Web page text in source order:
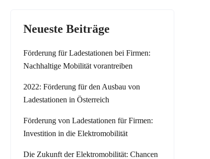
Neueste Beiträge
Förderung für Ladestationen bei Firmen:
Nachhaltige Mobilität vorantreiben
2022: Förderung für den Ausbau von
Ladestationen in Österreich
Förderung von Ladestationen für Firmen:
Investition in die Elektromobilität
Die Zukunft der Elektromobilität: Chancen